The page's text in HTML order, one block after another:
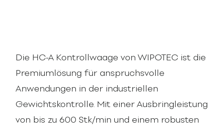
Die HC-A Kontrollwaage von WIPOTEC ist die
Premiumlösung für anspruchsvolle
Anwendungen in der industriellen
Gewichtskontrolle. Mit einer Ausbringleistung
von bis zu 600 Stk/min und einem robusten